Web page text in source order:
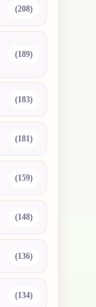
(208)
(189)
(183)
(181)
(159)
(148)
(136)
(134)